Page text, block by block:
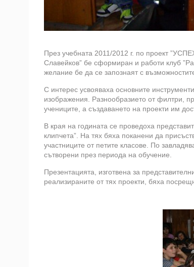
През учебната 2011/2012 г. по проект
Славейков” бе сформиран и работи клуб
желание бе да се запознаят с
С интерес усвояваха основните
изображения. Разнообразието от филтри,
учениците, а създаването на проекти им
В края на годината се проведоха
клипчета”. На тях бяха поканени да
участниците от петите класове. По
сътворени през периода на обучение.
Презентацията, изготвена за
реализираните от тях проекти, бяха